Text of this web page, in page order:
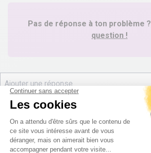
Pas de réponse à ton problème ?
question !
digiSchool Éducation
Nos cours